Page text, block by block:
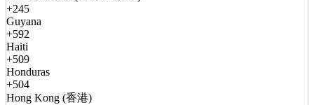
+245
Guyana
+592
Haiti
+509
Honduras
+504
Hong Kong (香港)